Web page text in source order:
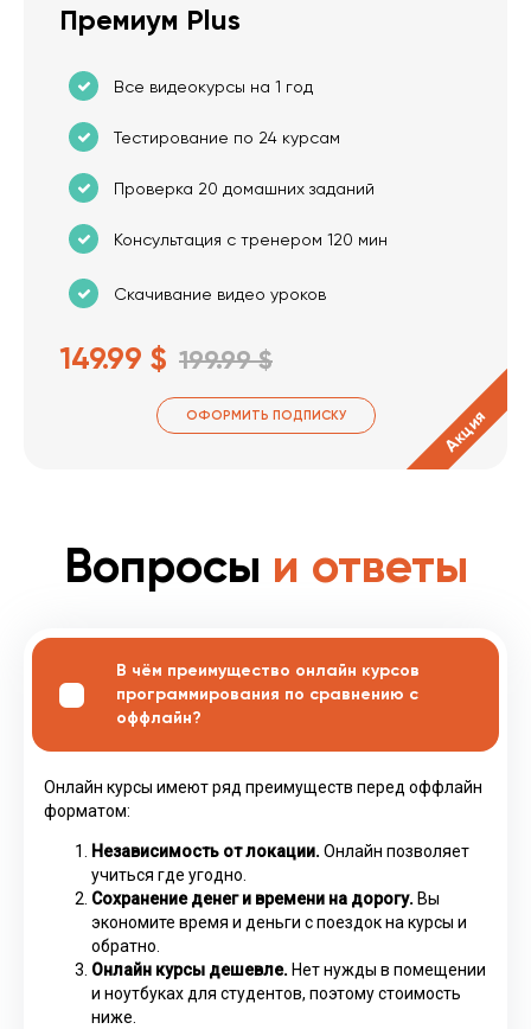
Премиум Plus
Все видеокурсы на 1 год
Тестирование по 24 курсам
Проверка 20 домашних заданий
Консультация с тренером 120 мин
Скачивание видео уроков
149.99 $ 199.99 $
ОФОРМИТЬ ПОДПИСКУ Акция
Вопросы и ответы
В чём преимущество онлайн курсов
программирования по сравнению с
оффлайн?
Онлайн курсы имеют ряд преимуществ перед оффлайн
форматом:
Независимость от локации. Онлайн позволяет
учиться где угодно.
Сохранение денег и времени на дорогу. Вы
экономите время и деньги с поездок на курсы и
обратно.
Онлайн курсы дешевле. Нет нужды в помещении
и ноутбуках для студентов, поэтому стоимость
ниже.